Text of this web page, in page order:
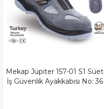
Mekap Jüpiter 157-01 S1 Süet
İş Güvenlik Ayakkabısı No: 36